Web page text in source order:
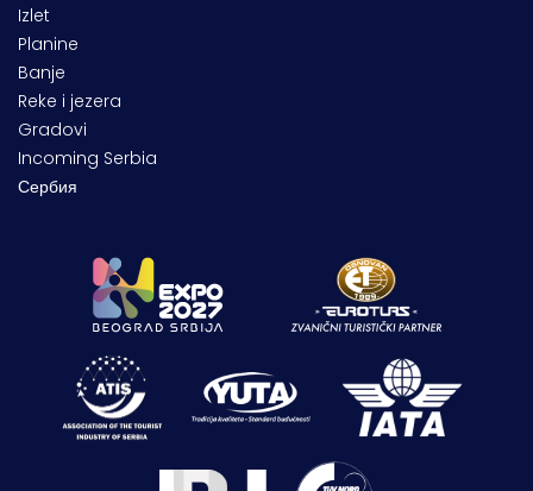
Izlet
Planine
Banje
Reke i jezera
Gradovi
Incoming Serbia
Сербия